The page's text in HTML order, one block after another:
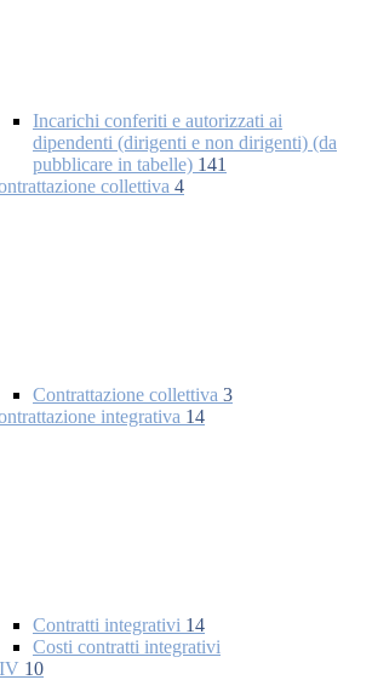
Incarichi conferiti e autorizzati ai
dipendenti (dirigenti e non dirigenti) (da
pubblicare in tabelle) 141
collettiva 4
Contrattazione collettiva 3
integrativa 14
Contratti integrativi 14
Costi contratti integrativi
10